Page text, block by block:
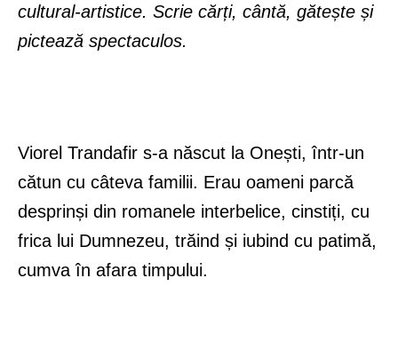
cultural-artistice. Scrie cărți, cântă, gătește și
pictează spectaculos.
Viorel Trandafir s-a născut la Onești, într-un
cătun cu câteva familii. Erau oameni parcă
desprinși din romanele interbelice, cinstiți, cu
frica lui Dumnezeu, trăind și iubind cu patimă,
cumva în afara timpului.